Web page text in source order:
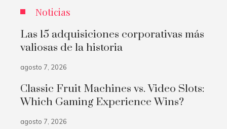
Noticias
Las 15 adquisiciones corporativas más
valiosas de la historia
agosto 7, 2026
Classic Fruit Machines vs. Video Slots:
Which Gaming Experience Wins?
agosto 7, 2026